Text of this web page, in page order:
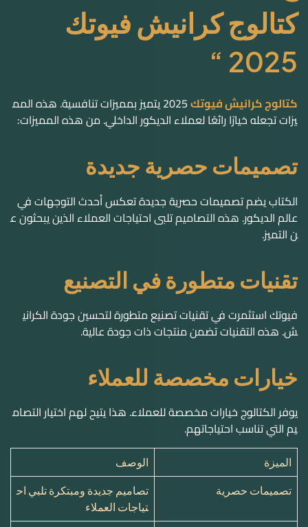
كتالوج كرانيش فيوتك
2025 “
كتالوج كرانيش فيوتك
يتميز بمميزات تنافسية. هذه المم
يزات تجعله خيارًا رائعًا لعملاء الديكور الداخلي. من هذه المميزات:
تصميمات حصرية جديدة
الكتاب يضم تصميمات حصرية جديدة تعكس أحدث التوجهات في
عالم الديكور. هذه التصاميم تلبى احتياجات العملاء الذين يبحثون ع
ن التميز.
تقنيات متطورة في التصنيع
فيوتك استثمرت في تقنيات تصنيع متطورة لتحسين جودة الكراني
ش. هذه التقنيات تضمن منتجات ذات جودة عالية.
خيارات مخصصة للعملاء
يوفر الكتالوج خيارات مخصصة للعملاء. هذا يتيح لهم اختيار التصام
يم التي تناسب احتياجاتهم.
الميزة
الوصف
تصميمات حصرية
تصاميم جديدة ومبتكرة تلبي اح
تياجات العملاء